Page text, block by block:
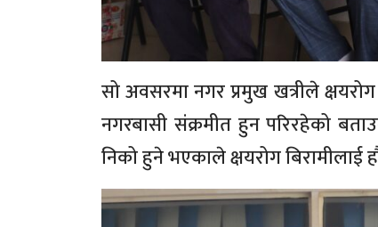
सो अवसरमा नगर प्रमुख खत्रीले
नगरबासी संक्रमीत हुन परिरहेको
निको हुने भएकाले क्षयरोग